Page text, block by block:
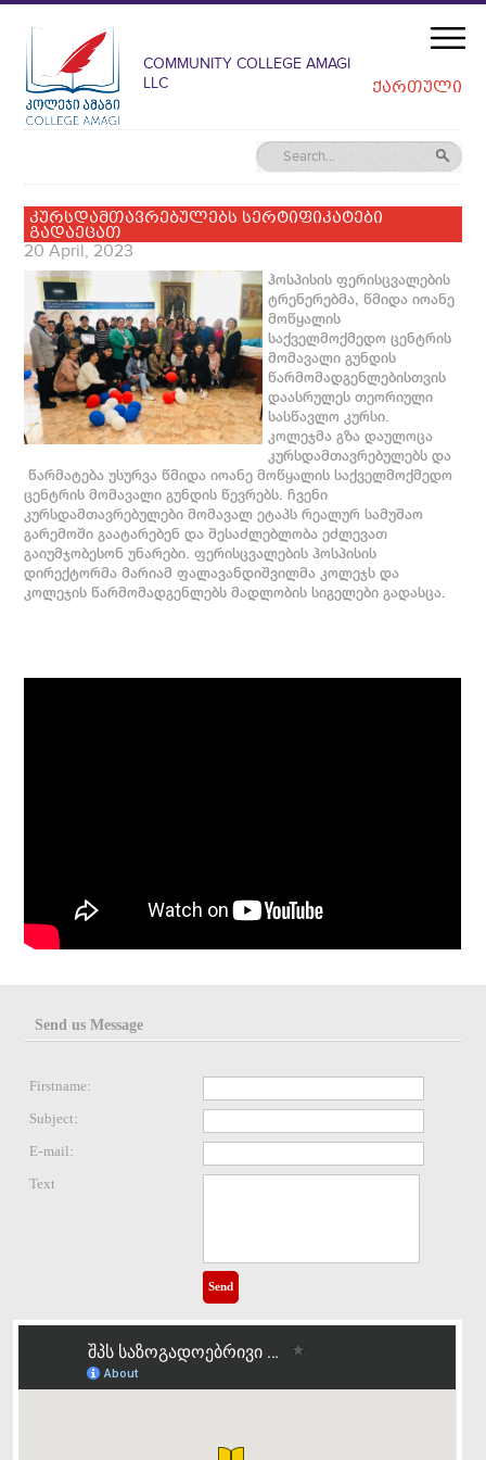
COMMUNITY COLLEGE AMAGI
LLC
ᲥᲐᲠᲗᲣᲚᲘ
კურსდამთავრებულებს სერტიფიკატები
გადაეცათ
20 April, 2023
ჰოსპისის ფერისცვალების
ტრენერებმა, წმიდა იოანე
მოწყალის
საქველმოქმედო ცენტრის
მომავალი გუნდის
წარმომადგენლებისთვის
დაასრულეს თეორიული
სასწავლო კურსი.
კოლეჯმა გზა დაულოცა
კურსდამთავრებულებს და
წარმატება უსურვა წმიდა იოანე მოწყალის საქველმოქმედო
ცენტრის მომავალი გუნდის წევრებს. ჩვენი
კურსდამთავრებულები მომავალ ეტაპს რეალურ სამუშაო
გარემოში გაატარებენ და შესაძლებლობა ეძლევათ
გაიუმჯობესონ უნარები. ფერისცვალების ჰოსპისის
დირექტორმა მარიამ ფალავანდიშვილმა კოლეჯს და
კოლეჯის წარმომადგენლებს მადლობის სიგელები გადასცა.
Send us Message
Firstname:
Subject:
E-mail:
Text